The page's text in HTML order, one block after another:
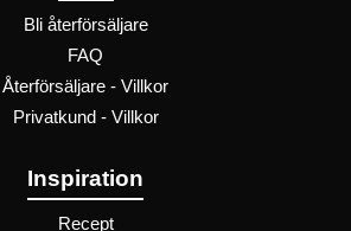
Bli återförsäljare
FAQ
Återförsäljare - Villkor
Privatkund - Villkor
Inspiration
Recept